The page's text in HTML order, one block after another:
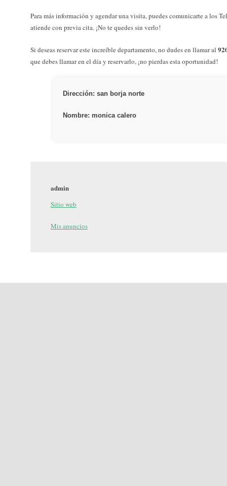
Para más información y agendar una visita, puedes comunicarte a los
atiende con previa cita. ¡No te quedes sin verlo!
Si deseas reservar este increíble departamento, no dudes en llamar al
que debes llamar en el día y reservarlo, ¡no pierdas esta oportunidad!
Dirección: san borja norte
Nombre: monica calero
admin
Sitio web
Mis anuncios